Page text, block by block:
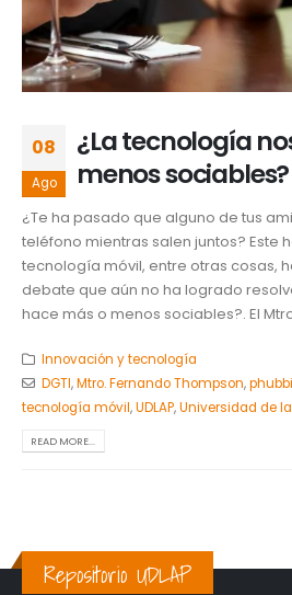
08
Ago
¿La tecnología
menos sociables?
¿Te ha pasado que alguno de tus
teléfono mientras salen juntos? Este
tecnología móvil, entre otras cosas,
debate que aún no ha logrado
hace más o menos sociables?. El
Innovación y tecnología
DGTI,Mtro. Fernando Thompson,
tecnología móvil,UDLAP,Universidad de
READ MORE...
Repositorio UDLAP